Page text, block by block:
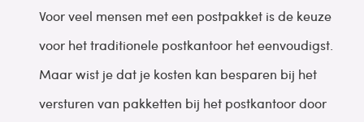
Voor veel mensen met een postpakket is de keuze
voor het traditionele postkantoor het eenvoudigst.
Maar wist je dat je kosten kan besparen bij het
versturen van pakketten bij het postkantoor door